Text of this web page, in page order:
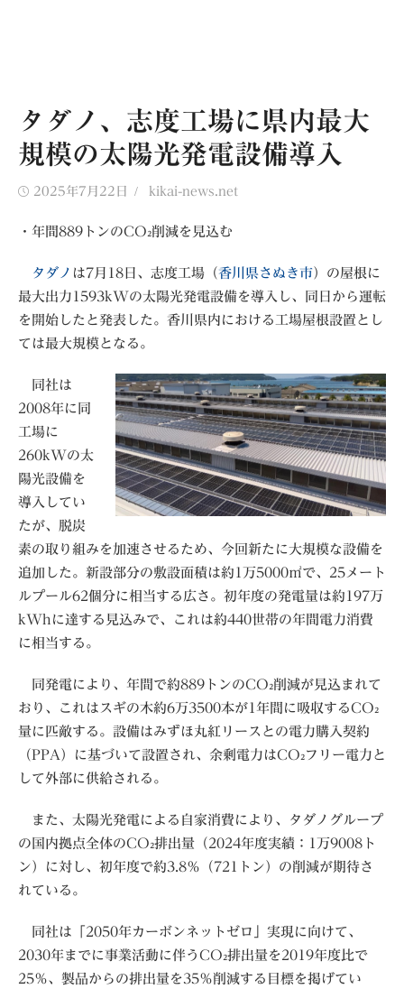
タダノ、志度工場に県内最大
規模の太陽光発電設備導入
Posted
2025年7月22日 Author
kikai-news.net
・年間889トンのCO₂削減を見込む
タダノ は7月18日、志度工場（香川県さぬき市）の屋根に
最大出力1593kWの太陽光発電設備を導入し、同日から運転
を開始したと発表した。香川県内における工場屋根設置とし
ては最大規模となる。
同社は
2008年に同
工場に
260kWの太
陽光設備を
導入してい
たが、脱炭
素の取り組みを加速させるため、今回新たに大規模な設備を
追加した。新設部分の敷設面積は約1万5000㎡で、25メート
ルプール62個分に相当する広さ。初年度の発電量は約197万
kWhに達する見込みで、これは約440世帯の年間電力消費
に相当する。
同発電により、年間で約889トンのCO₂削減が見込まれて
おり、これはスギの木約6万3500本が1年間に吸収するCO₂
量に匹敵する。設備はみずほ丸紅リースとの電力購入契約
（PPA）に基づいて設置され、余剰電力はCO₂フリー電力と
して外部に供給される。
また、太陽光発電による自家消費により、タダノグループ
の国内拠点全体のCO₂排出量（2024年度実績：1万9008ト
ン）に対し、初年度で約3.8％（721トン）の削減が期待さ
れている。
同社は「2050年カーボンネットゼロ」実現に向けて、
2030年までに事業活動に伴うCO₂排出量を2019年度比で
25％、製品からの排出量を35％削減する目標を掲げてい